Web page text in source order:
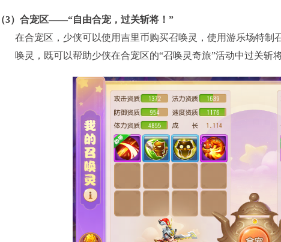
（3）合宠区——“自由合宠，过关斩将！”
在合宠区，少侠可以使用吉里币购买召唤灵，使用游乐场特制
唤灵，既可以帮助少侠在合宠区的“召唤灵奇旅”活动中过关斩